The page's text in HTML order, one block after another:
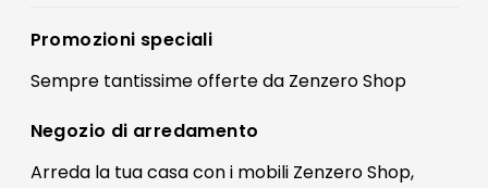
Preferenze Cookies
Termini e condizioni
Contatti
FAQ
Registrati
Il mio account
Promozioni speciali
Sempre tantissimeofferteda Zenzero Shop
Negozio di arredamento
Arreda la tua casa con i mobili Zenzero Shop,